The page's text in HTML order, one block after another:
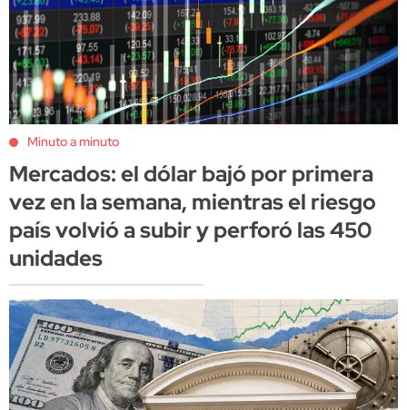
Minuto a minuto
Mercados: el dólar bajó por primera
vez en la semana, mientras el riesgo
país volvió a subir y perforó las 450
unidades